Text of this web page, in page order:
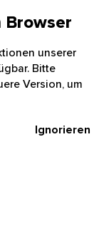
Browser
unserer
Bitte
Version, um
Ignorieren